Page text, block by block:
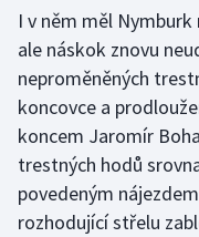
Olympijské hry
Parasport
Plavání
Plážový volejbal
I v něm měl
ale náskok znovu
neproměněných
koncovce a
koncem Jaromír
trestných hodů
povedeným
rozhodující střelu